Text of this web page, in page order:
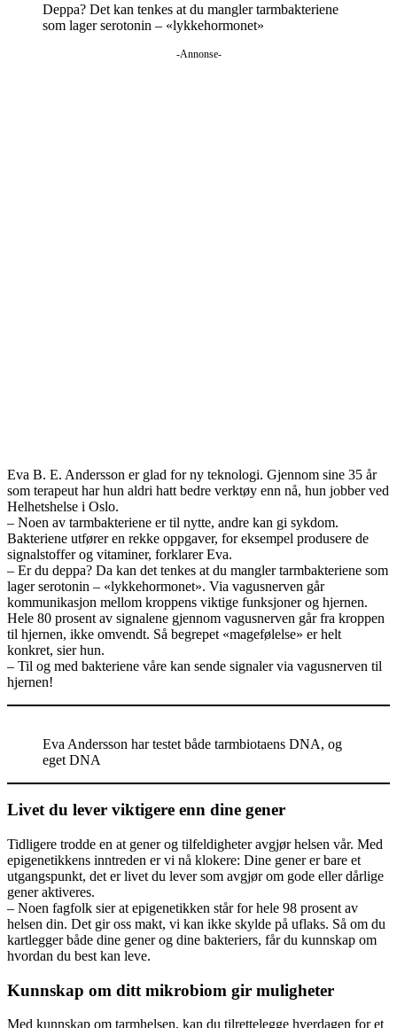
Deppa? Det kan tenkes at du mangler tarmbakteriene
som lager serotonin – «lykkehormonet»
-Annonse-
Eva B. E. Andersson er glad for ny teknologi. Gjennom sine 35 år
som terapeut har hun aldri hatt bedre verktøy enn nå, hun jobber ved
Helhetshelse i Oslo.
– Noen av tarmbakteriene er til nytte, andre kan gi sykdom.
Bakteriene utfører en rekke oppgaver, for eksempel produsere de
signalstoffer og vitaminer, forklarer Eva.
– Er du deppa? Da kan det tenkes at du mangler tarmbakteriene som
lager serotonin – «lykkehormonet». Via vagusnerven går
kommunikasjon mellom kroppens viktige funksjoner og hjernen.
Hele 80 prosent av signalene gjennom vagusnerven går fra kroppen
til hjernen, ikke omvendt. Så begrepet «magefølelse» er helt
konkret, sier hun.
– Til og med bakteriene våre kan sende signaler via vagusnerven til
hjernen!
Eva Andersson har testet både tarmbiotaens DNA, og
eget DNA
Livet du lever viktigere enn dine gener
Tidligere trodde en at gener og tilfeldigheter avgjør helsen vår. Med
epigenetikkens inntreden er vi nå klokere: Dine gener er bare et
utgangspunkt, det er livet du lever som avgjør om gode eller dårlige
gener aktiveres.
– Noen fagfolk sier at epigenetikken står for hele 98 prosent av
helsen din. Det gir oss makt, vi kan ikke skylde på uflaks. Så om du
kartlegger både dine gener og dine bakteriers, får du kunnskap om
hvordan du best kan leve.
Kunnskap om ditt mikrobiom gir muligheter
Med kunnskap om tarmhelsen, kan du tilrettelegge hverdagen for et